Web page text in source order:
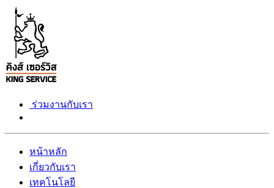
ร่วมงานกับเรา
หน้าหลัก
เกี่ยวกับเรา
เทคโนโลยี